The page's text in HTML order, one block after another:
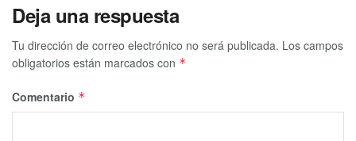
Deja una respuesta
Tu dirección de correo electrónico no será publicada. Los campos
obligatorios están marcados con *
Comentario *